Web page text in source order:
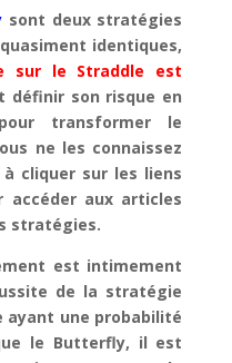
sont deux stratégies
identiques,
sur le Straddle est
définir son risque en
transformer le
ne les connaissez
cliquer sur les liens
accéder aux articles
stratégies.
est intimement
de la stratégie
ayant une probabilité
le Butterfly, il est